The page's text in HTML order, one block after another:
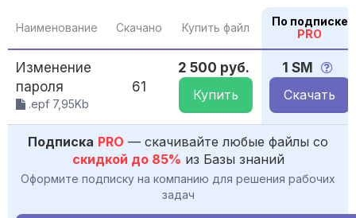
Наименование Скачано Купить файл
По подписке
PRO
Изменение
пароля
.epf 7,95Kb
61
2 500 руб.
Купить
1 SM
Скачать
Подписка PRO — скачивайте любые файлы со
скидкой до 85% из Базы знаний
Оформите подписку на компанию для решения рабочих
задач